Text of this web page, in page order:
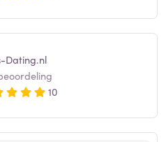
Dating.nl
10